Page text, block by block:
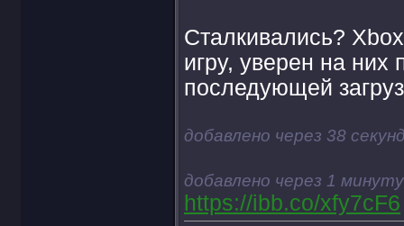
Сталкивались?
игру, уверен на
последующей
добавлено через 38
добавлено через 1 минуту
https://ibb.co/xfy7cF6